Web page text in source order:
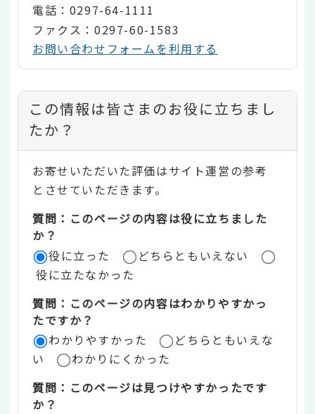
電話：0297-64-1111
ファクス：0297-60-1583
お問い合わせフォームを利用する
コ
ン
テ
ン
ツ
評
価
リ
ア
この情報は皆さまのお役に立ちまし
たか？
お寄せいただいた評価はサイト運営の参考
とさせていただきます。
質問：このページの内容は役に立ちました
か？
役に立った
どちらともいえない
役に立たなかった
質問：このページの内容はわかりやすかっ
たですか？
わかりやすかった
どちらともいえな
い
わかりにくかった
質問：このページは見つけやすかったです
か？